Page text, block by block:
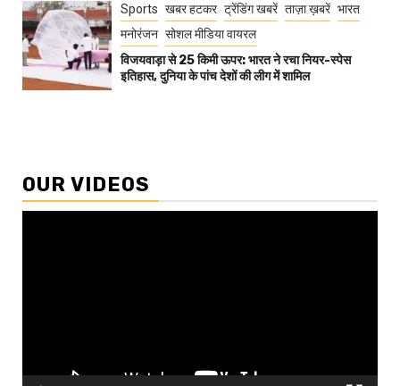
Sports खबर हटकर ट्रेंडिंग खबरें ताज़ा ख़बरें भारत
मनोरंजन सोशल मीडिया वायरल
विजयवाड़ा से 25 किमी ऊपर: भारत ने रचा नियर-स्पेस
इतिहास, दुनिया के पांच देशों की लीग में शामिल
OUR VIDEOS